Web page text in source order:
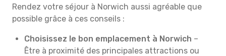
Rendez votre séjour à Norwich aussi agréable que
possible grâce à ces conseils :
Choisissez le bon emplacement à Norwich –
Être à proximité des principales attractions ou